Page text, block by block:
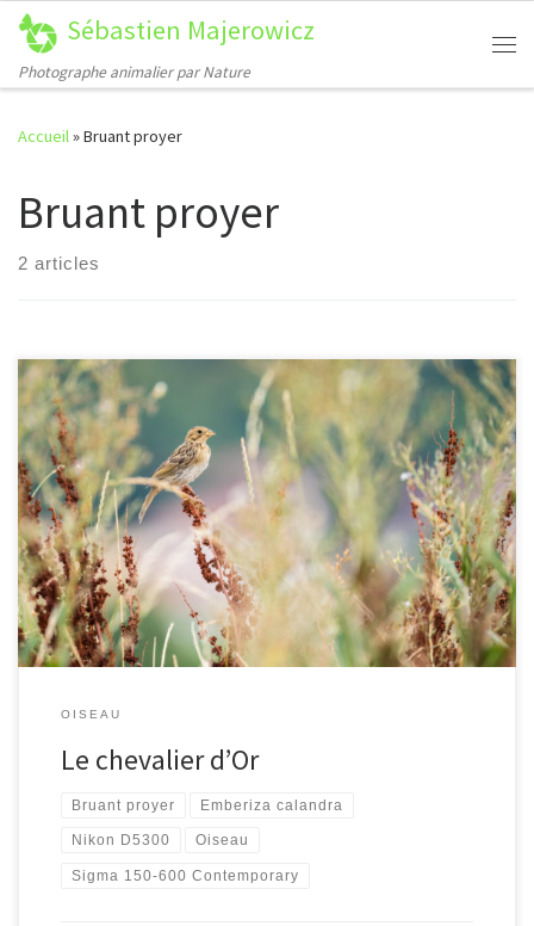
Passer au contenu
Sébastien Majerowicz
Photographe animalier par Nature
Accueil»Bruant proyer
Bruant proyer
2 articles
[…]
OISEAU
Le chevalier d’Or
Bruant proyer Emberiza calandra
Nikon D5300 Oiseau
Sigma 150-600 Contemporary